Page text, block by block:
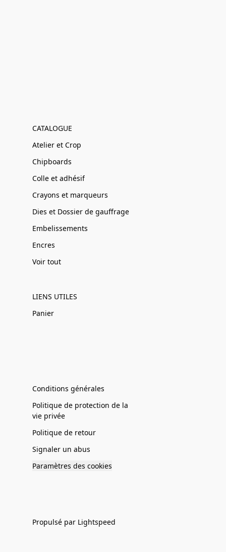
CATALOGUE
Atelier et Crop
Chipboards
Colle et adhésif
Crayons et marqueurs
Dies et Dossier de gauffrage
Embelissements
Encres
Voir tout
LIENS UTILES
Panier
Conditions générales
Politique de protection de la
vie privée
Politique de retour
Signaler un abus
Paramètres des cookies
Propulsé par Lightspeed